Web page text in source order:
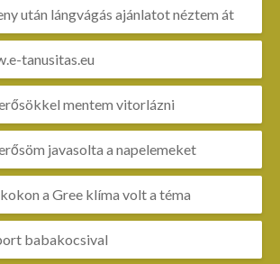
után lángvágás ajánlatot néztem át
tanusitas.eu
mentem vitorlázni
javasolta a napelemeket
a Gree klíma volt a téma
babakocsival